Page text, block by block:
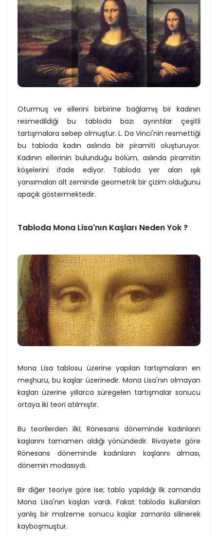
Oturmuş ve ellerini birbirine bağlamış bir kadının
resmedildiği bu tabloda bazı ayrıntılar çeşitli
tartışmalara sebep olmuştur. L. Da Vinci'nin resmettiği
bu tabloda kadın aslında bir piramiti oluşturuyor.
Kadının ellerinin bulunduğu bölüm, aslında piramitin
köşelerini ifade ediyor. Tabloda yer alan ışık
yansımaları alt zeminde geometrik bir çizim olduğunu
apaçık göstermektedir.
Tabloda Mona Lisa'nın Kaşları Neden Yok ?
Mona Lisa tablosu üzerine yapılan tartışmaların en
meşhuru, bu kaşlar üzerinedir. Mona Lisa'nın olmayan
kaşları üzerine yıllarca süregelen tartışmalar sonucu
ortaya iki teori atılmıştır.
Bu teorilerden ilki; Rönesans döneminde kadınların
kaşlarını tamamen aldığı yönündedir. Rivayete göre
Rönesans döneminde kadınların kaşlarını alması,
dönemin modasıydı.
Bir diğer teoriye göre ise; tablo yapıldığı ilk zamanda
Mona Lisa'nın kaşları vardı. Fakat tabloda kullanılan
yanlış bir malzeme sonucu kaşlar zamanla silinerek
kayboşmuştur.